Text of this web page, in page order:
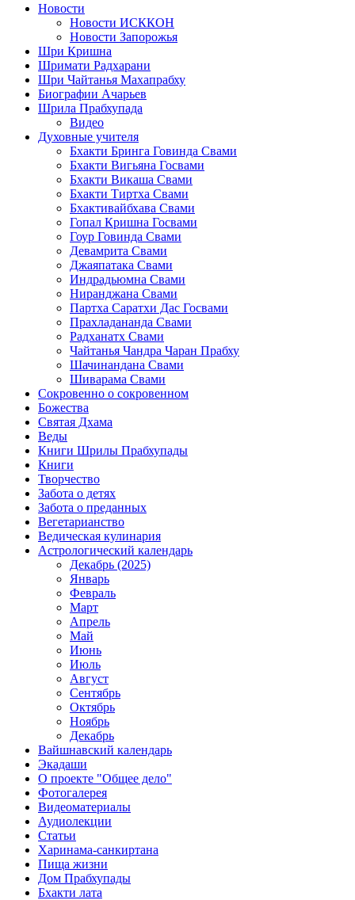
Новости
Новости ИСККОН
Новости Запорожья
Шри Кришна
Шримати Радхарани
Шри Чайтанья Махапрабху
Биографии Ачарьев
Шрила Прабхупада
Видео
Духовные учителя
Бхакти Бринга Говинда Свами
Бхакти Вигьяна Госвами
Бхакти Викаша Свами
Бхакти Тиртха Свами
Бхактивайбхава Свами
Гопал Кришна Госвами
Гоур Говинда Свами
Девамрита Свами
Джаяпатака Свами
Индрадьюмна Свами
Ниранджана Свами
Партха Саратхи Дас Госвами
Прахладананда Свами
Радханатх Свами
Чайтанья Чандра Чаран Прабху
Шачинандана Свами
Шиварама Свами
Сокровенно о сокровенном
Божества
Святая Дхама
Веды
Книги Шрилы Прабхупады
Книги
Творчество
Забота о детях
Забота о преданных
Вегетарианство
Ведическая кулинария
Астрологический календарь
Декабрь (2025)
Январь
Февраль
Март
Апрель
Май
Июнь
Июль
Август
Сентябрь
Октябрь
Ноябрь
Декабрь
Вайшнавский календарь
Экадаши
О проекте "Общее дело"
Фотогалерея
Видеоматериалы
Аудиолекции
Статьи
Харинама-санкиртана
Пища жизни
Дом Прабхупады
Бхакти лата